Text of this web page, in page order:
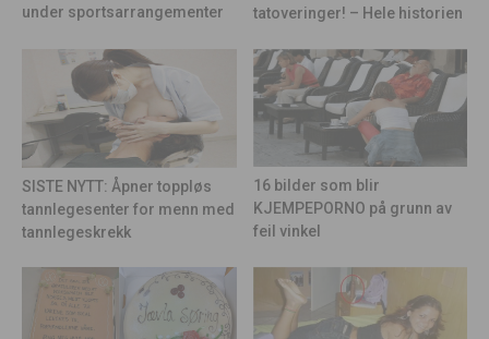
under sportsarrangementer
tatoveringer! – Hele historien
SISTE NYTT: Åpner toppløs
tannlegesenter for menn med
tannlegeskrekk
16 bilder som blir
KJEMPEPORNO på grunn av
feil vinkel